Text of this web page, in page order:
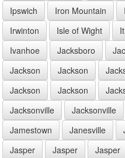
Ipswich
Iron Mountain
Irwinton
Isle of Wight
Ivanhoe
Jacksboro
Jackson
Jackson
Jackson
Jackson
Jacksonville
Jacksonville
Jamestown
Janesville
Jasper
Jasper Jasper